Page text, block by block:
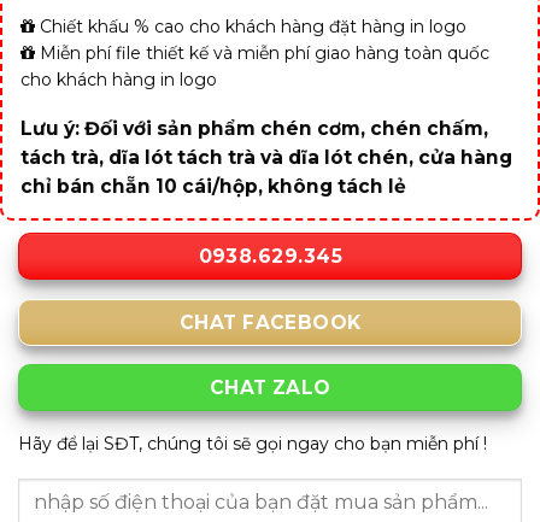
Chiết khấu % cao cho khách hàng đặt hàng in logo
Miễn phí file thiết kế và miễn phí giao hàng toàn quốc
cho khách hàng in logo
Lưu ý: Đối với sản phẩm chén cơm, chén chấm,
tách trà, dĩa lót tách trà và dĩa lót chén, cửa hàng
chỉ bán chẵn 10 cái/hộp, không tách lẻ
0938.629.345
CHAT FACEBOOK
CHAT ZALO
Hãy để lại SĐT, chúng tôi sẽ gọi ngay cho bạn miễn phí !